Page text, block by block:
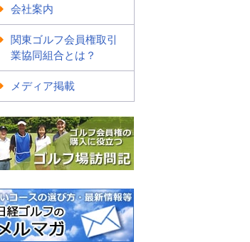
会社案内
関東ゴルフ会員権取引
業協同組合とは？
メディア掲載